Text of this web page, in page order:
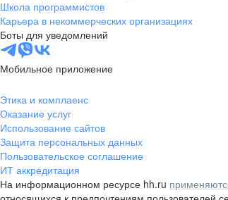
Школа программистов
Карьера в некоммерческих организациях
Боты для уведомлений
Мобильное приложение
Этика и комплаенс
Оказание услуг
Использование сайтов
Защита персональных данных
Пользовательское соглашение
ИТ аккредитация
На информационном ресурсе hh.ru